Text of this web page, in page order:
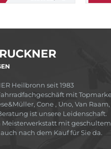
Heilbronn seit 1983
mit
Cone , Uno, Van Raam,
ist unsere Leidenschaft.
Meisterwerkstatt mit geschultem
nach dem Kauf für Sie da.